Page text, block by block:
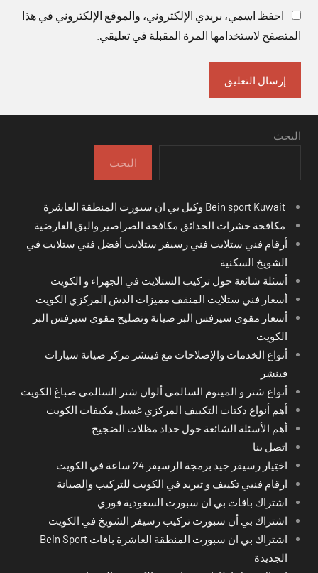
احفظ اسمي، بريدي الإلكتروني، والموقع الإلكتروني في هذا
المتصفح لاستخدامها المرة المقبلة في تعليقي.
البحث
البحث
مكافحة حشرات الحدائق مكافحة الصراصير والبق العارضية
أرقام فني ستلايت فني رسيفر ستلايت أفضل فني ستلايت في
الشويخ السكنية
أسئلة شائعة حول تركيب الستلايت في الجهراء و الكويت
أسعار فني ستلايت المنقف مميزات الدش المركزي الكويت
أسعار مقوي سيرفس البر صيانة وتصليح مقوي سيرفس البر
الكويت
أنواع الخدمات والإصلاحات مع فينشر مركز صيانة سيارات
فينشر
أنواع شتر و المينوم السالمي ألوان شتر السالمي صباغ الكويت
أهم أنواع دكتات التكييف المركزي غسيل مكيفات الكويت
أهم الأسئلة الشائعة حول حداد مظلات الضجيج
اتصل بنا
اختِيار رسيفر جيد برمجة الرسيفر 24 ساعة في الكويت
ارقام فنيي تكييف و تبريد في الكويت للتركيب والصيانة
اشتراك باقات بي ان سبورت السعودية فوري
اشتراك بي أن سبورت تركيب رسيفر الشويخ في الكويت
اشتراك بي ان سبورت المنطقة العاشرة باقات Bein Sport
الجديدة